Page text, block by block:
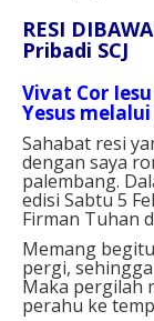
RESI
Pribadi SCJ
Vivat Cor
Yesus
Sahabat resi
dengan saya
palembang.
edisi Sabtu 5
Firman Tuhan
Memang
pergi,
Maka pergilah
perahu ke